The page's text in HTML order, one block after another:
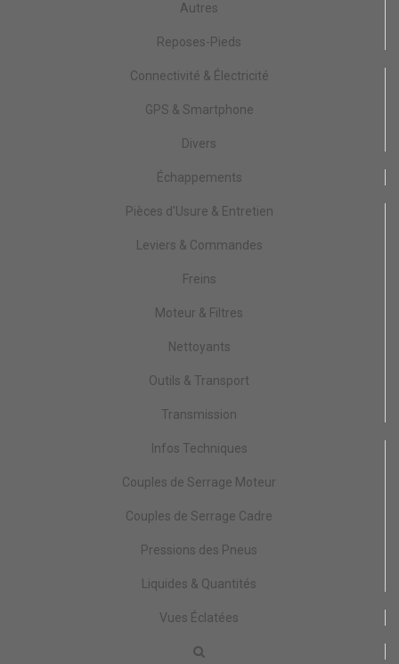
Autres
Reposes-Pieds
Connectivité & Électricité
GPS & Smartphone
Divers
Échappements
Pièces d'Usure & Entretien
Leviers & Commandes
Freins
Moteur & Filtres
Nettoyants
Outils & Transport
Transmission
Infos Techniques
Couples de Serrage Moteur
Couples de Serrage Cadre
Pressions des Pneus
Liquides & Quantités
Vues Éclatées